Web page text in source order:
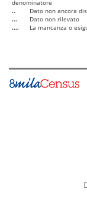
denominatore
..
Dato non ancora
...
Dato non rilevato
....
La mancanza o